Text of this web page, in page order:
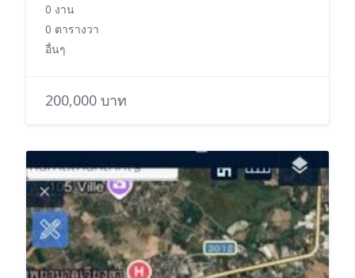
0 งาน
0 ตารางวา
อื่นๆ
200,000 บาท